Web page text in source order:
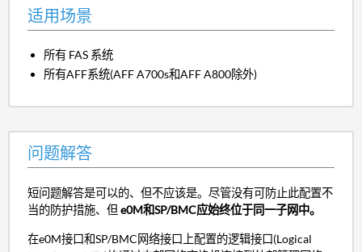
适用场景
所有 FAS 系统
所有AFF系统(AFF A700s和AFF A800除外)
问题解答
短问题解答是可以的、但不应该是。尽管没有可防止此配置不
当的防护措施、但 e0M和SP/BMC应始终位于同一子网中。
在e0M接口和SP/BMC网络接口上配置的逻辑接口(Logical